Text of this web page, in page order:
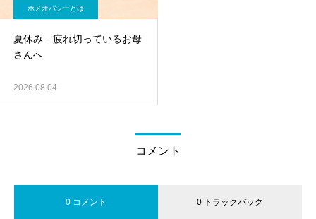
ホメオパシーとは
夏休み…疲れ切っているお母
さんへ
2026.08.04
コメント
0 コメント 0 トラックバック